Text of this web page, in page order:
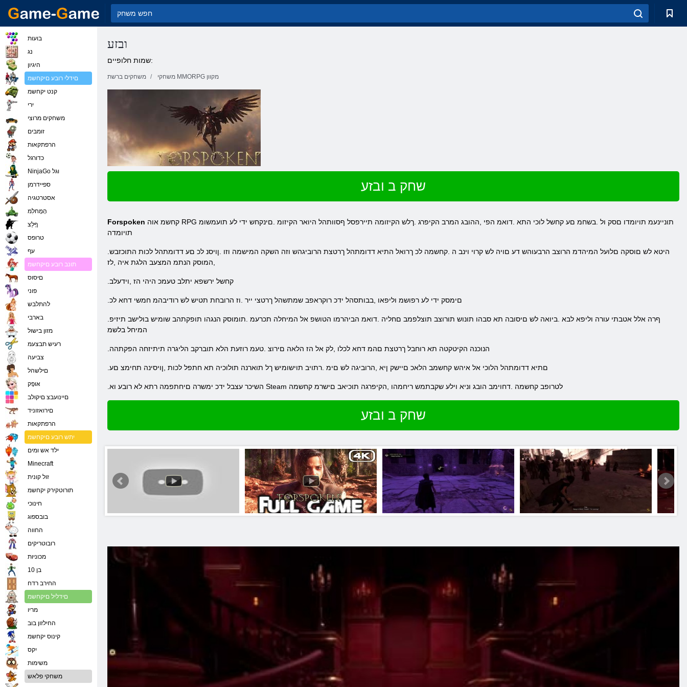
ובזע
שמות חלופיים:
משחקים ברשת משחקי MMORPG מקוון
שחק ב ובזע
Forspoken
תויומדה
,המוסק הנתמ המצעב הלגת איה ,לז
.קחשל ירשפא יתלב טעמכ היהי הז ,וידעלב
.םימסק ידי לע רפושמ וליפאו ,בבותסהל ידכ רוקראפב שמתשהל ךרטצי ייר .וז הרובחת תטיש לש רודיבהמ חמשי דחא לכ
המיחל בלשמ
.הנוכנה הקיטקטה תא רוחבל ךרטצת םהמ דחא לכלו ,לק אל הז הלאה םירוצ .טעמ רוזעת הלא תוברקב הליגרה תיתיזחה הפקתהה
.םתיא דדומתהל הלוכי אל איהש קחשמב הלאכ םיישק ןיא ,הרוביגה לש םימ .רתויב תוישומיש ךל תוארנה תולוכיה תא חתפל לכות ,ןויסינה תחימצ םע
.השיכר עצבל ידכ ימשרה םיחתפמה רתא לא רובע וא Steam לטרופב קחשמה .דחוימב הובג וניא וילע שקבתמש ריחמהו ,הקיפרגה תוכיאב םישרמ קחשמה
שחק ב ובזע
בועות
נג
היגיון
םידלי רובע םיקחשמ
קנט יקחשמ
ירי
משחקים מרוצי
זומבים
הרפתקאות
כדורגל
NinjaGo וגל
ספיידרמן
אסטרטגיה
הָמָחלִמ
ףָלַצ
טרופס
עף
תונב רובע םיקחשמ
םיסוס
פוני
להתלבש
בארבי
מזון בישול
רעיש תבצעמ
צביעה
םילשהל
אּופָק
םיינועבצ םיקולב
םירואזוניד
הרפתקאות
יתש רובע םיקחשמ
ילד אש ומים
Minecraft
זול קונית
תורוטקירק יקחשמ
חינוכי
בובספוג
החווה
רובוטריקים
מכוניות
בן 10
החירב רדח
םידליל םיקחשמ
מריו
החילזון בוב
קינוס יקחשמ
יִקס
משימות
משחקי פלאש